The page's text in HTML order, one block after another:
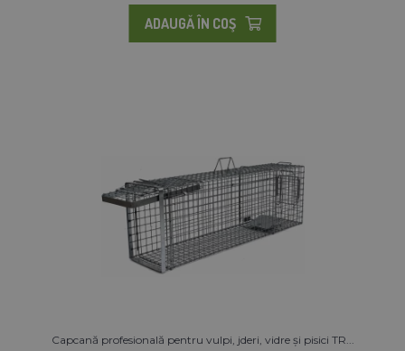
ADAUGĂ ÎN COŞ
Capcană profesională pentru vulpi, jderi, vidre și pisici TR...